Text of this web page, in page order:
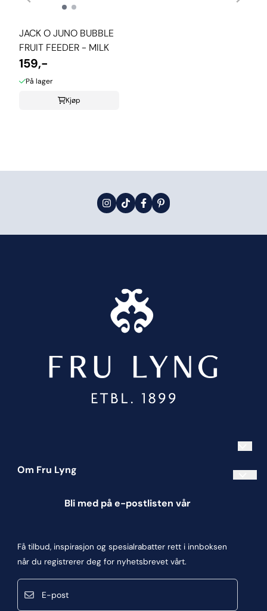
JACK O JUNO BUBBLE
FRUIT FEEDER - MILK
159,-
På lager
Kjøp
Om Fru Lyng
Informasjonskapsler
Kontakt oss
Kjøpsbetingelser
Bli med på e-postlisten vår
Få tilbud, inspirasjon og spesialrabatter rett i innboksen
når du registrerer deg for nyhetsbrevet vårt.